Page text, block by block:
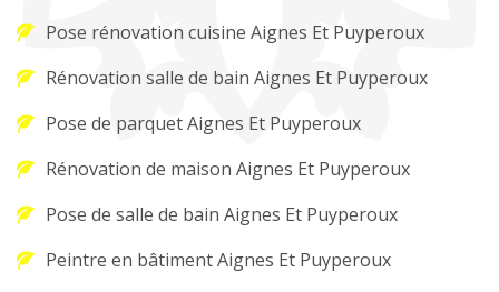
Pose rénovation cuisine Aignes Et Puyperoux
Rénovation salle de bain Aignes Et Puyperoux
Pose de parquet Aignes Et Puyperoux
Rénovation de maison Aignes Et Puyperoux
Pose de salle de bain Aignes Et Puyperoux
Peintre en bâtiment Aignes Et Puyperoux